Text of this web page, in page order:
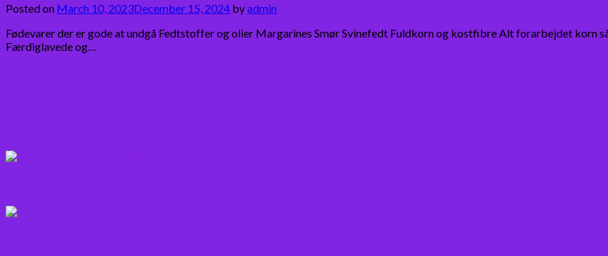
Posted on March 10, 2023December 15, 2024 byadmin
Fødevarer der er gode at undgå Fedtstoffer og olier Margarines Smør Svinefedt Fuldkorn og kostfibre Alt forarbejdet korn
Færdiglavede og…